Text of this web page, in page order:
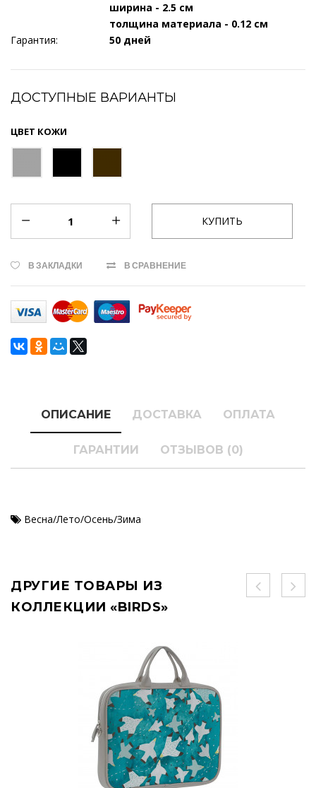
ширина - 2.5 см
толщина материала - 0.12 см
Гарантия:
50 дней
ДОСТУПНЫЕ ВАРИАНТЫ
ЦВЕТ КОЖИ
В ЗАКЛАДКИ В СРАВНЕНИЕ
ОПИСАНИЕ ДОСТАВКА ОПЛАТА
ГАРАНТИИ ОТЗЫВОВ (0)
Весна/Лето/Осень/Зима
ДРУГИЕ ТОВАРЫ ИЗ
КОЛЛЕКЦИИ «BIRDS»